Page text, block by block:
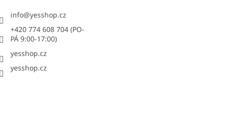
info@yesshop.cz
+420 774 608 704 (PO-
PÁ 9:00-17:00)
yesshop.cz
yesshop.cz